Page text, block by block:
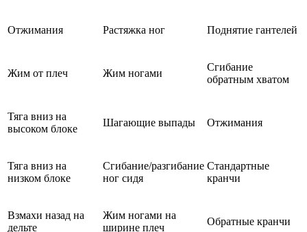
Отжимания Растяжка ног Поднятие гантелей
Жим от плеч Жим ногами
Сгибание
обратным хватом
Тяга вниз на
высоком блоке
Шагающие выпады Отжимания
Тяга вниз на
низком блоке
Сгибание/разгибание
ног сидя
Стандартные
кранчи
Взмахи назад на
дельте
Жим ногами на
ширине плеч
Обратные кранчи